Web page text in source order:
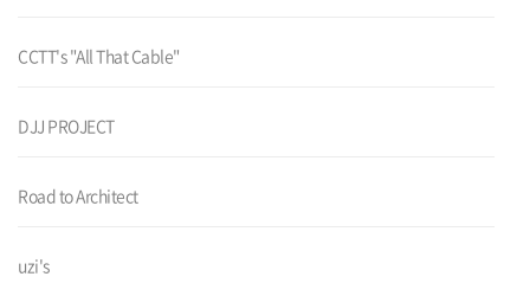
CCTT's "All That Cable"
DJJ PROJECT
Road to Architect
uzi's